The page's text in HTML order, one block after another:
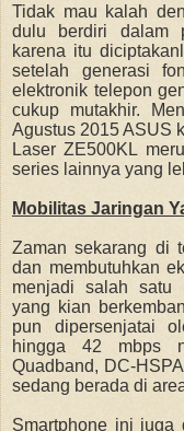
Tidak mau kalah
dulu berdiri dalam
karena itu
setelah generasi
elektronik telepon
cukup mutakhir.
Agustus 2015 ASUS
Laser ZE500KL
series lainnya yang
Mobilitas Jaringan
Zaman sekarang di
dan membutuhkan
menjadi salah satu
yang kian
pun dipersenjatai
hingga 42 mbps
Quadband, DC-
sedang berada di
Smartphone ini juga